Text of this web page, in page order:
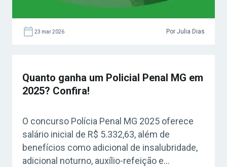
23 mar 2026 Por Julia Dias
Quanto ganha um Policial Penal MG em
2025? Confira!
O concurso Polícia Penal MG 2025 oferece
salário inicial de R$ 5.332,63, além de
benefícios como adicional de insalubridade,
adicional noturno, auxílio-refeição e